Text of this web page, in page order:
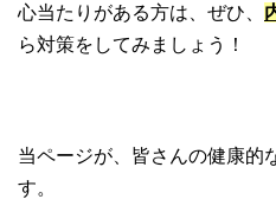
心当たりがある方は、ぜひ、
ら対策をしてみましょう！
当ページが、皆さんの健康的
す。